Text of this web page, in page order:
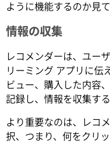
ように機能するのか見て
情報の収集
レコメンダーは、ユー
リーミング アプリに伝
ビュー、購入した内容
記録し、情報を収集す
より重要なのは、レコ
択、つまり、何をクリ